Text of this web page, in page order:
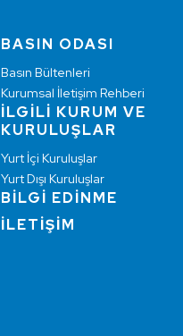
BASIN ODASI
Basın Bültenleri
Kurumsal İletişim Rehberi
İLGİLİ KURUM VE
KURULUŞLAR
Yurt İçi Kuruluşlar
Yurt Dışı Kuruluşlar
BİLGİ EDİNME
İLETİŞİM